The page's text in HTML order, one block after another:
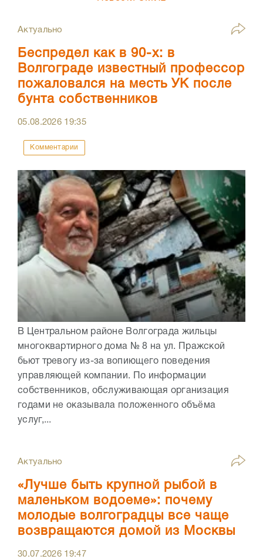
Актуально
Беспредел как в 90-х: в
Волгограде известный профессор
пожаловался на месть УК после
бунта собственников
05.08.2026 19:35
Комментарии
В Центральном районе Волгограда жильцы
многоквартирного дома № 8 на ул. Пражской
бьют тревогу из-за вопиющего поведения
управляющей компании. По информации
собственников, обслуживающая организация
годами не оказывала положенного объёма
услуг,...
Актуально
«Лучше быть крупной рыбой в
маленьком водоеме»: почему
молодые волгоградцы все чаще
возвращаются домой из Москвы
30.07.2026 19:47